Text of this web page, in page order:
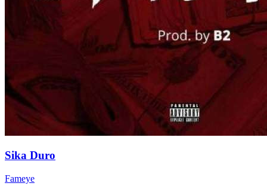
Sika Duro
Fameye